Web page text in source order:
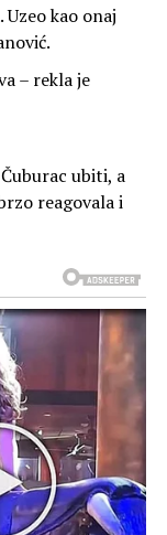
kao onaj
– rekla je
ubiti, a
reagovala i